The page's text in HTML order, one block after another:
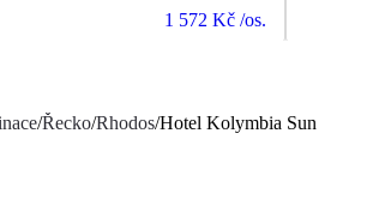
1 572 Kč /os.
/Řecko/Rhodos/Hotel Kolymbia Sun